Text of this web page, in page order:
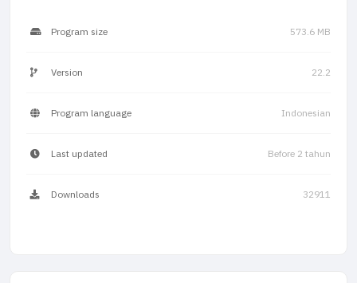
Program size 573.6 MB
Version 22.2
Program language Indonesian
Last updated Before 2 tahun
Downloads 32911